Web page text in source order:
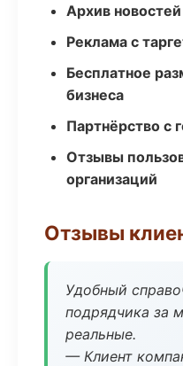
Архив
Реклама с
Бесплатное
бизнеса
Партнёрство с
Отзывы
организаций
Отзывы
Удобный
подрядчика за
реальные.
— Клиент